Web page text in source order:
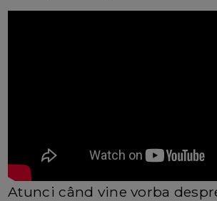
Atunci când vine vorba